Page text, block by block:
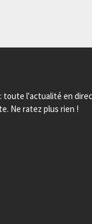
toute l'actualité en
Ne ratez plus rien !